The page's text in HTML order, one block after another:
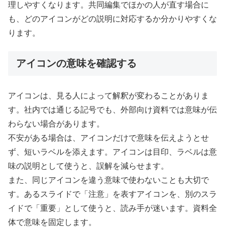
理しやすくなります。共同編集でほかの人が直す場合に
も、どのアイコンがどの説明に対応するか分かりやすくな
ります。
アイコンの意味を確認する
アイコンは、見る人によって解釈が変わることがありま
す。社内では通じる記号でも、外部向け資料では意味が伝
わらない場合があります。
不安がある場合は、アイコンだけで意味を伝えようとせ
ず、短いラベルを添えます。アイコンは目印、ラベルは意
味の説明として使うと、誤解を減らせます。
また、同じアイコンを違う意味で使わないことも大切で
す。あるスライドで「注意」を表すアイコンを、別のスラ
イドで「重要」として使うと、読み手が迷います。資料全
体で意味を固定します。